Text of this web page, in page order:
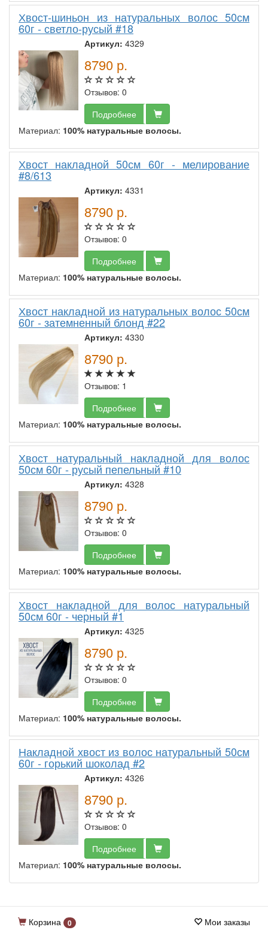
Хвост-шиньон из натуральных волос 50см
60г - светло-русый #18
Артикул: 4329
8790 р.
Отзывов: 0
Подробнее
Материал: 100% натуральные волосы.
Хвост накладной 50см 60г - мелирование
#8/613
Артикул: 4331
8790 р.
Отзывов: 0
Подробнее
Материал: 100% натуральные волосы.
Хвост накладной из натуральных волос 50см
60г - затемненный блонд #22
Артикул: 4330
8790 р.
Отзывов: 1
Подробнее
Материал: 100% натуральные волосы.
Хвост натуральный накладной для волос
50см 60г - русый пепельный #10
Артикул: 4328
8790 р.
Отзывов: 0
Подробнее
Материал: 100% натуральные волосы.
Хвост накладной для волос натуральный
50см 60г - черный #1
Артикул: 4325
8790 р.
Отзывов: 0
Подробнее
Материал: 100% натуральные волосы.
Накладной хвост из волос натуральный 50см
60г - горький шоколад #2
Артикул: 4326
8790 р.
Отзывов: 0
Подробнее
Материал: 100% натуральные волосы.
Корзина 0 Мои заказы